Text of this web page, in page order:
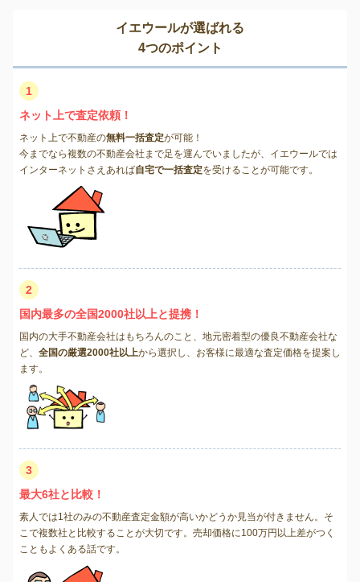
イエウールが選ばれる
4つのポイント
1
ネット上で査定依頼！
ネット上で不動産の無料一括査定が可能！
今までなら複数の不動産会社まで足を運んでいましたが、イエウールでは
インターネットさえあれば自宅で一括査定を受けることが可能です。
2
国内最多の全国2000社以上と提携！
国内の大手不動産会社はもちろんのこと、地元密着型の優良不動産会社な
ど、 全国の厳選2000社以上から選択し、お客様に最適な査定価格を提案し
ます。
3
最大6社と比較！
素人では1社のみの不動産査定金額が高いかどうか見当が付きません。そ
こで複数社と比較することが大切です。売却価格に100万円以上差がつく
こともよくある話です。